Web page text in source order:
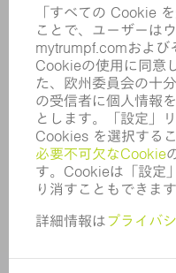
コンプライアンス
内部通報制度
セキュリティ
プレスリリース
マガジン
サステナビリティ
気候と環境
社会と地域
コーポレートガバナンス